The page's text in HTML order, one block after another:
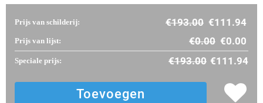
Prijs van schilderij: €193.00 €111.94
Prijs van lijst: €0.00 €0.00
Speciale prijs: €193.00 €111.94